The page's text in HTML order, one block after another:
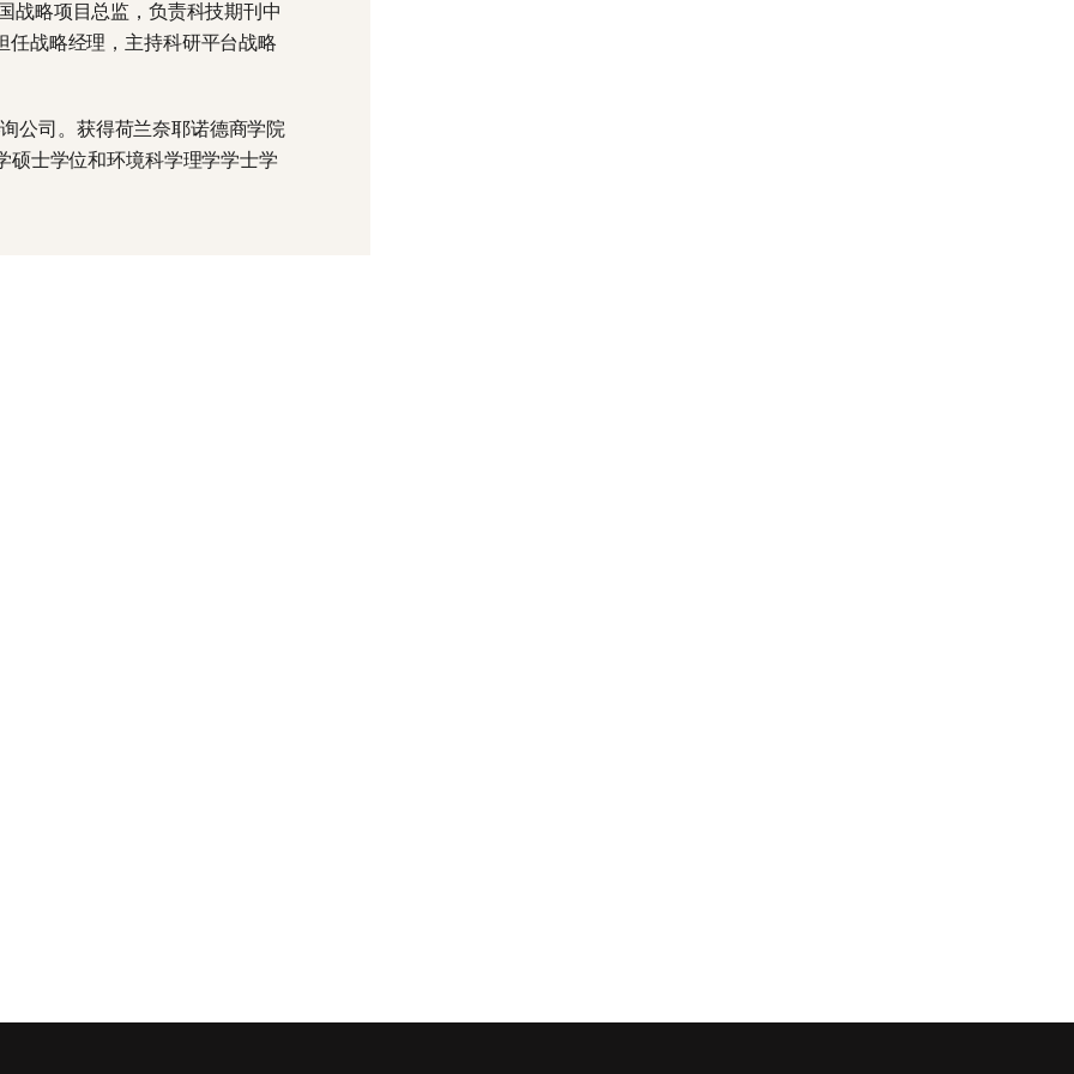
战略项目总监，负责科技期刊中
战略经理，主持科研平台战略
公司。获得荷兰奈耶诺德商学院
硕士学位和环境科学理学学士学